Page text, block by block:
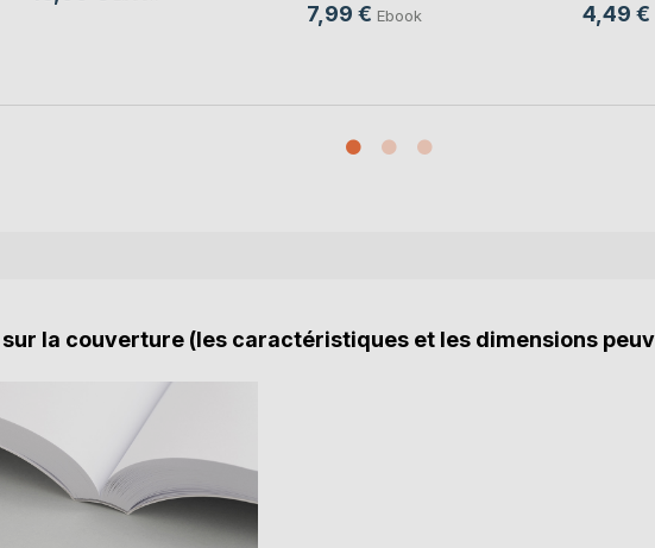
7,99 € Ebook
4,49 €
sur la couverture (les caractéristiques et les dimensions